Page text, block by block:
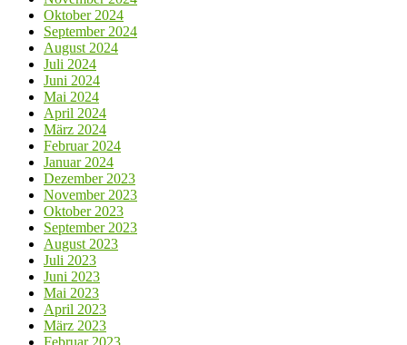
Oktober 2024
September 2024
August 2024
Juli 2024
Juni 2024
Mai 2024
April 2024
März 2024
Februar 2024
Januar 2024
Dezember 2023
November 2023
Oktober 2023
September 2023
August 2023
Juli 2023
Juni 2023
Mai 2023
April 2023
März 2023
Februar 2023